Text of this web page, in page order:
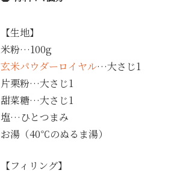
【生地】
米粉…100g
玄米パウダーロイヤル…大さじ1
片栗粉…大さじ1
甜菜糖…大さじ1
塩…ひとつまみ
お湯（40℃のぬるま湯）
【フィリング】